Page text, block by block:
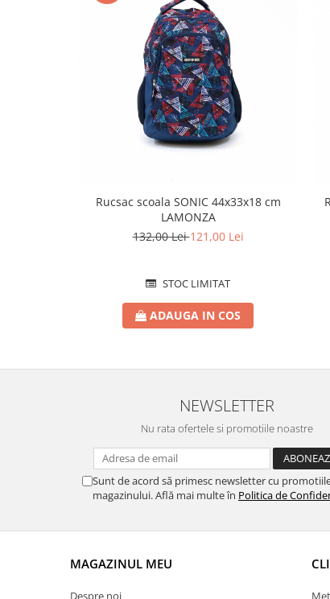
Rucsac scoala SONIC 44x33x18 cm
LAMONZA
132,00 Lei121,00 Lei
STOC LIMITAT
ADAUGA IN COS
NEWSLETTER
Nu rata ofertele si promotiile noastre
Sunt de acord să primesc newsletter cu
magazinului. Află mai multe în Politica de
MAGAZINUL MEU
Despre noi